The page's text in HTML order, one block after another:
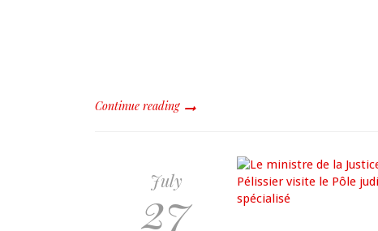
Continue reading
July
27